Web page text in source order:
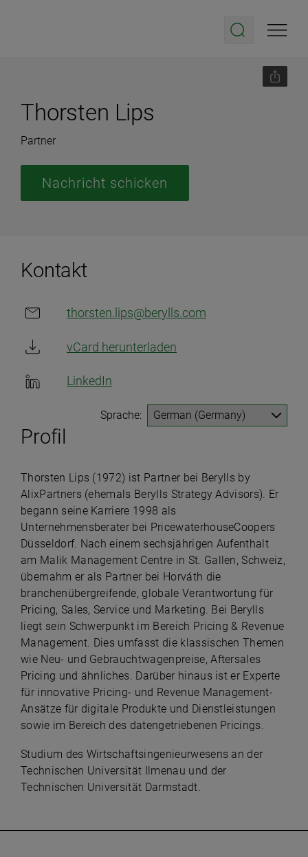
Thorsten Lips
Partner
Nachricht schicken
Kontakt
thorsten.lips@berylls.com
vCard herunterladen
LinkedIn
Sprache:
Profil
Thorsten Lips (1972) ist Partner bei Berylls by
AlixPartners (ehemals Berylls Strategy Advisors). Er
begann seine Karriere 1998 als
Unternehmensberater bei PricewaterhouseCoopers
Düsseldorf. Nach einem sechsjährigen Aufenthalt
am Malik Management Centre in St. Gallen, Schweiz,
übernahm er als Partner bei Horváth die
branchenübergreifende, globale Verantwortung für
Pricing, Sales, Service und Marketing. Bei Berylls
liegt sein Schwerpunkt im Bereich Pricing & Revenue
Management. Dies umfasst die klassischen Themen
wie Neu- und Gebrauchtwagenpreise, Aftersales
Pricing und ähnliches. Darüber hinaus ist er Experte
für innovative Pricing- und Revenue Management-
Ansätze für digitale Produkte und Dienstleistungen
sowie im Bereich des datengetriebenen Pricings.
Studium des Wirtschaftsingenieurwesens an der
Technischen Universität Ilmenau und der
Technischen Universität Darmstadt.